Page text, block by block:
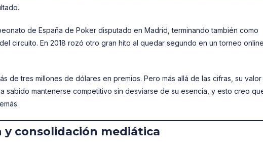
de España de Poker disputado en Madrid, terminando también como
circuito. En 2018 rozó otro gran hito al quedar segundo en un torneo
de tres millones de dólares en premios. Pero más allá de las cifras, su valor
sabido mantenerse competitivo sin desviarse de su esencia, y esto creo
y consolidación mediática